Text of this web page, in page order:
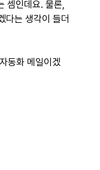
셈인데요. 물론,
다는 생각이 들더
동화 메일이겠